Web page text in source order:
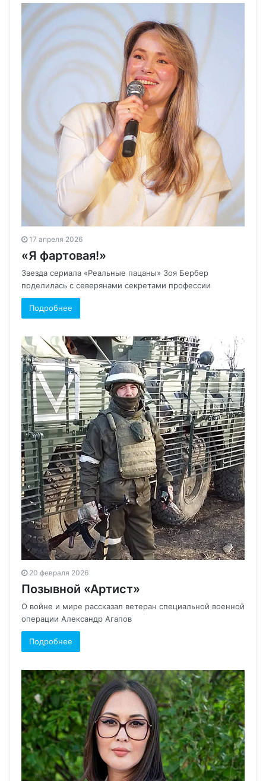
17 апреля 2026
«Я фартовая!»
Звезда сериала «Реальные пацаны» Зоя Бербер
поделилась с северянами секретами профессии
Подробнее
20 февраля 2026
Позывной «Артист»
О войне и мире рассказал ветеран специальной военной
операции Александр Агапов
Подробнее